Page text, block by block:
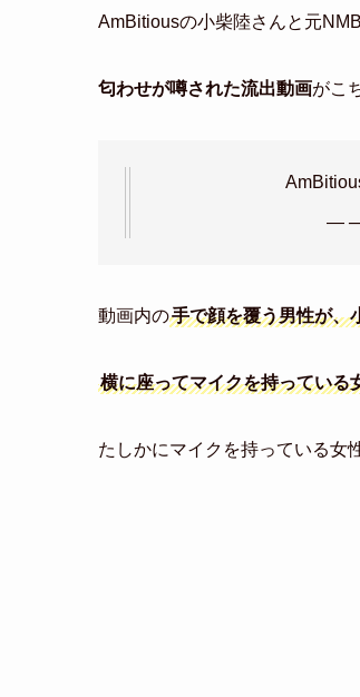
AmBitiousの小柴陸さんと元
匂わせが噂された流出動画がこ
—
動画内の手で顔を覆う男性が、
横に座ってマイクを持っている
たしかにマイクを持っている女